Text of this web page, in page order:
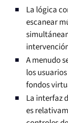
La lógica
escanear
A menudo
los
fondos
La interfaz
es